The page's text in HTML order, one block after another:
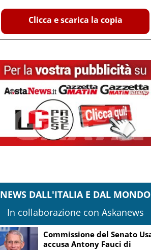
Clicca e scarica la copia
NEWS DALL'ITALIA E DAL MONDO
In collaborazione con Askanews
MotoGp, il calendario del
motomondiale e i vincitori